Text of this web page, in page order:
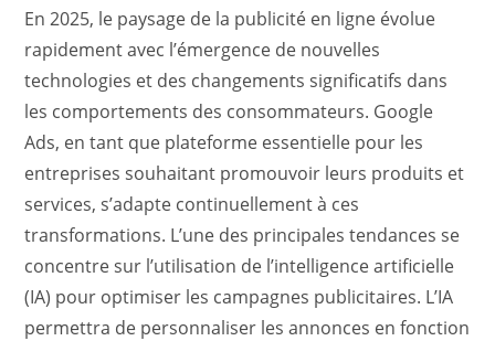
En 2025, le paysage de la publicité en ligne évolue
rapidement avec l’émergence de nouvelles
technologies et des changements significatifs dans
les comportements des consommateurs. Google
Ads, en tant que plateforme essentielle pour les
entreprises souhaitant promouvoir leurs produits et
services, s’adapte continuellement à ces
transformations. L’une des principales tendances se
concentre sur l’utilisation de l’intelligence artificielle
(IA) pour optimiser les campagnes publicitaires. L’IA
permettra de personnaliser les annonces en fonction